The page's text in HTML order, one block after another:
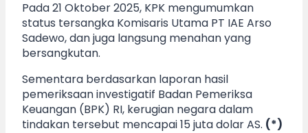
Pada 21 Oktober 2025, KPK mengumumkan
status tersangka Komisaris Utama PT IAE Arso
Sadewo, dan juga langsung menahan yang
bersangkutan.
Sementara berdasarkan laporan hasil
pemeriksaan investigatif Badan Pemeriksa
Keuangan (BPK) RI, kerugian negara dalam
tindakan tersebut mencapai 15 juta dolar AS. (*)